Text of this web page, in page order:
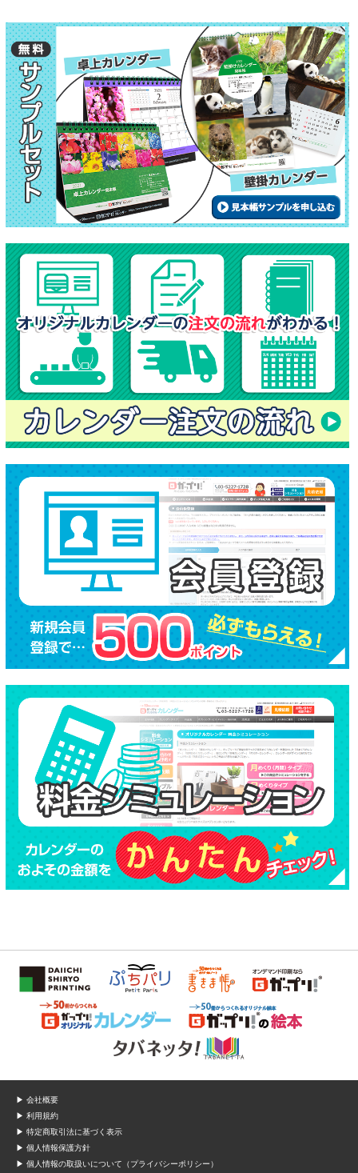
▶ 会社概要
▶ 利用規約
▶ 特定商取引法に基づく表示
▶ 個人情報保護方針
▶ 個人情報の取扱いについて（プライバシーポリシー）